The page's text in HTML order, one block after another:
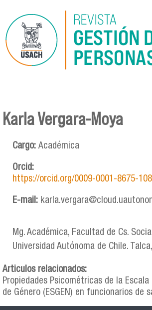
Se encuentra usted aquí
Karla Vergara-Moya
Cargo: Académica
Orcid:
https://orcid.org/0009-0001-8675-
E-mail:
Mg. Académica, Facultad de Cs.
Universidad Autónoma de Chile.
Articulos relacionados:
Propiedades Psicométricas de la
de Género (ESGEN) en funcionarios de